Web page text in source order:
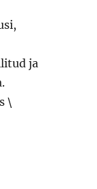
ja
\